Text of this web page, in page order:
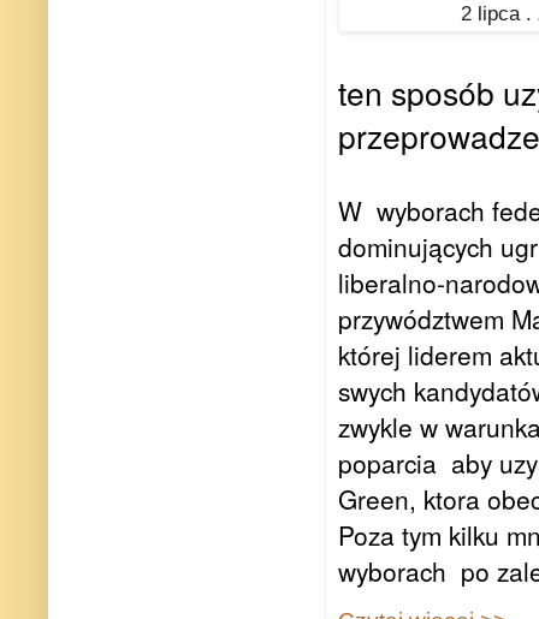
2 lipca .
ten sposób
W wyborach
dominujących
liberalno-
przywództwem
której liderem
swych
zwykle w
poparcia aby
Green, ktora
Poza tym kilku
wyborach po